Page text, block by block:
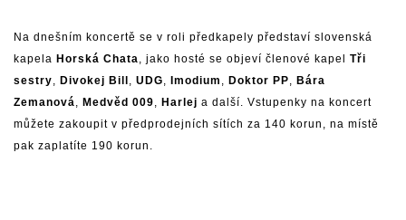
Na dnešním koncertě se v roli předkapely představí slovenská
kapela Horská Chata, jako hosté se objeví členové kapel Tři
sestry, Divokej Bill , UDG, Imodium , Doktor PP, Bára
Zemanová, Medvěd 009, Harlej a další. Vstupenky na koncert
můžete zakoupit v předprodejních sítích za 140 korun, na místě
pak zaplatíte 190 korun.